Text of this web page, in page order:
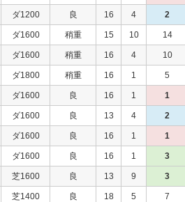
ダ1200 良 16 4 2
ダ1600 稍重 15 10 14
ダ1600 稍重 16 4 10
ダ1800 稍重 16 1 5
ダ1600 良 16 1 1
ダ1600 良 13 4 2
ダ1600 良 16 1 1
ダ1600 良 16 1 3
芝1600 良 13 9 3
芝1400 良 18 5 7